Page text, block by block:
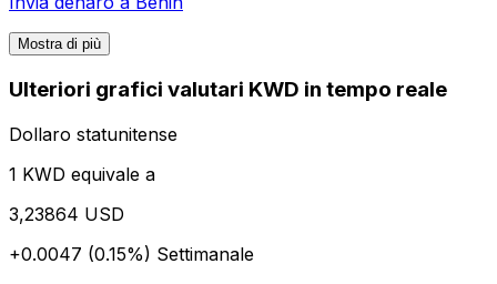
Mostra di più
Ulteriori grafici valutari KWD in tempo reale
Dollaro statunitense
1 KWD equivale a
3,23864 USD
+0.0047 (0.15%) Settimanale